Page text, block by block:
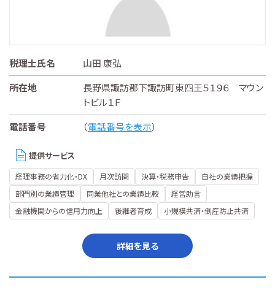
税理士氏名
山田 康弘
所在地
長野県諏訪郡下諏訪町東四王５１９６ マウン
トビル１Ｆ
電話番号
（電話番号を表示）
提供サービス
経理事務の省力化・DX 月次訪問 決算・税務申告
自社の業績把握
部門別の業績管理
同業他社との業績比較
経営助言
金融機関からの信用力向上
後継者育成 小規模共済・倒産防止共済
詳細を見る